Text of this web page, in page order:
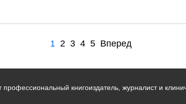
1 2 3 4 5 Вперед
книгоиздатель, журналист и